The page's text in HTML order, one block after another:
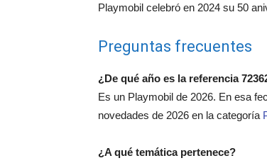
Playmobil celebró en 2024 su 50
Preguntas frecuentes
¿De qué año es la referencia
Es un Playmobil de 2026. En esa
novedades de 2026 en la categoría
¿A qué temática pertenece?